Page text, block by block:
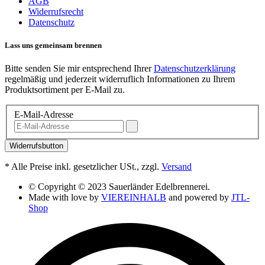
Widerrufsrecht
Datenschutz
Lass uns gemeinsam brennen
Bitte senden Sie mir entsprechend IhrerDatenschutzerklärung
regelmäßig und jederzeit widerruflich Informationen zu Ihrem
Produktsortiment per E-Mail zu.
E-Mail-Adresse
Widerrufsbutton
* Alle Preise inkl. gesetzlicher USt., zzgl. Versand
© Copyright © 2023 Sauerländer Edelbrennerei.
Made with love by VIEREINHALB and powered by JTL-
Shop